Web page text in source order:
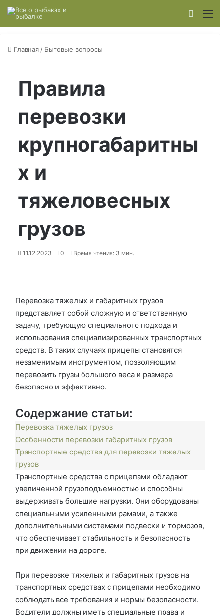
Главная / Бытовые вопросы
Правила
перевозки
крупногабаритны
х и
тяжеловесных
грузов
11.12.2023 0 Время чтения: 3 мин.
Перевозка тяжелых и габаритных грузов
представляет собой сложную и ответственную
задачу, требующую специального подхода и
использования специализированных транспортных
средств. В таких случаях прицепы становятся
незаменимым инструментом, позволяющим
перевозить грузы большого веса и размера
безопасно и эффективно.
Содержание статьи:
Перевозка тяжелых грузов
Особенности перевозки габаритных грузов
Транспортные средства для перевозки тяжелых
грузов
Транспортные средства с прицепами обладают
увеличенной грузоподъемностью и способны
выдерживать большие нагрузки. Они оборудованы
специальными усиленными рамами, а также
дополнительными системами подвески и тормозов,
что обеспечивает стабильность и безопасность
при движении на дороге.
При перевозке тяжелых и габаритных грузов на
транспортных средствах с прицепами необходимо
соблюдать все требования и нормы безопасности.
Водители должны иметь специальные права и